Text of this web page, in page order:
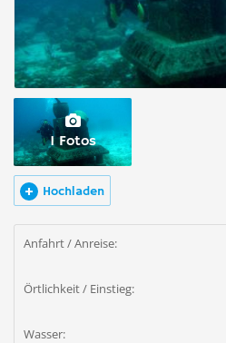
1 Fotos
Hochladen
Anfahrt / Anreise:
Örtlichkeit / Einstieg:
Wasser: